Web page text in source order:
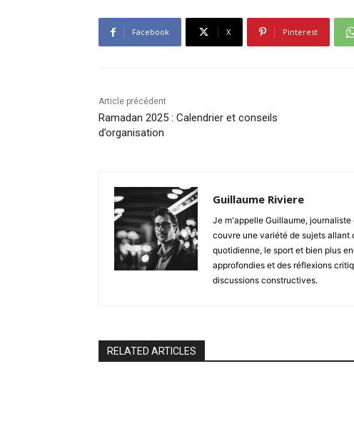
Facebook X Pinterest
Article précédent
Ramadan 2025 : Calendrier et conseils
d’organisation
Guillaume Riviere
Je m'appelle Guillaume,
couvre une variété de sujets
quotidienne, le sport et bien plus
approfondies et des réflexions
discussions constructives.
RELATED ARTICLES